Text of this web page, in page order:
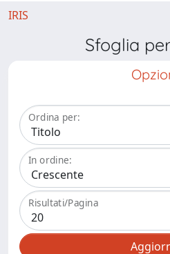
IRIS
Sfoglia
Ordina per:
In ordine:
Risultati/Pagina